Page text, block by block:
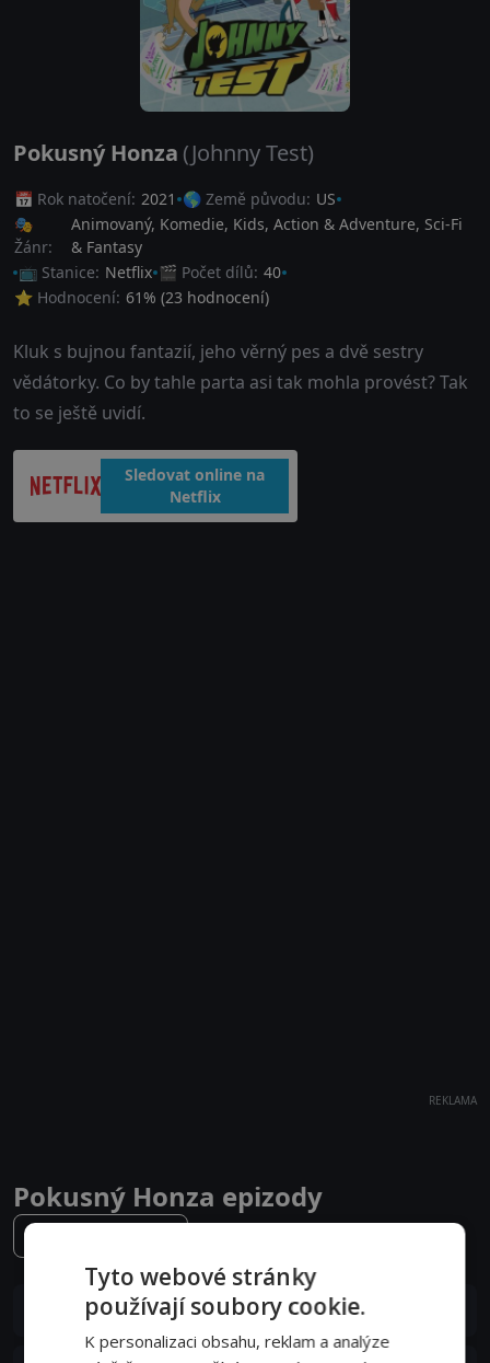
Pokusný Honza (Johnny Test)
📅 Rok natočení: 2021 🌎 Země původu: US
🎭
Žánr:
Animovaný, Komedie, Kids, Action & Adventure, Sci-Fi
& Fantasy
📺 Stanice: Netflix 🎬 Počet dílů: 40
⭐ Hodnocení: 61% (23 hodnocení)
Kluk s bujnou fantazií, jeho věrný pes a dvě sestry
vědátorky. Co by tahle parta asi tak mohla provést? Tak
to se ještě uvidí.
Sledovat online na
Netflix
REKLAMA
Pokusný Honza epizody
20. epizoda:Honzova mela v Melee
Tyto webové stránky
používají soubory cookie.
K personalizaci obsahu, reklam a analýze